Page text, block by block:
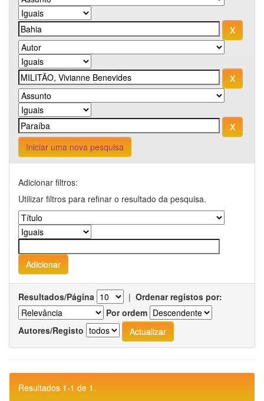
Iniciar uma nova pesquisa
Adicionar filtros:
Utilizar filtros para refinar o resultado da pesquisa.
Resultados/Página | Ordenar registos por:
Por ordem
Autores/Registo
Resultados 1-1 de 1.